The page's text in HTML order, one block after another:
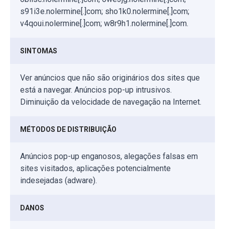
s91i3e.nolermine[.]com; sho1k0.nolermine[.]com;
v4qoui.nolermine[.]com; w8r9h1.nolermine[.]com.
SINTOMAS
Ver anúncios que não são originários dos sites que
está a navegar. Anúncios pop-up intrusivos.
Diminuição da velocidade de navegação na Internet.
MÉTODOS DE DISTRIBUIÇÃO
Anúncios pop-up enganosos, alegações falsas em
sites visitados, aplicações potencialmente
indesejadas (adware).
DANOS